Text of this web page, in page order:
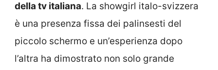
della tv italiana. La showgirl italo-svizzera
è una presenza fissa dei palinsesti del
piccolo schermo e un’esperienza dopo
l’altra ha dimostrato non solo grande